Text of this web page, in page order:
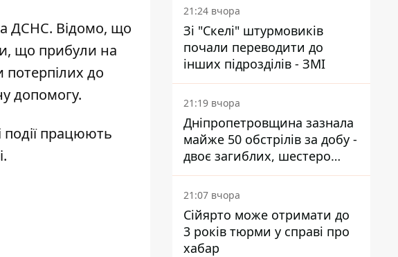
ДСНС. Відомо, що
що прибули на
потерпілих до
допомогу.
працюють
21:24 вчора
Зі "Скелі" штурмовиків
почали переводити до
інших підрозділів - ЗМІ
21:19 вчора
Дніпропетровщина зазнала
майже 50 обстрілів за добу -
двоє загиблих, шестеро
постраждалих
21:07 вчора
Сійярто може отримати до
3 років тюрми у справі про
хабар